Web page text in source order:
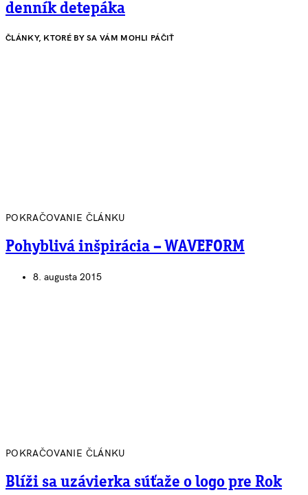
denník detepáka
ČLÁNKY, KTORÉ BY SA VÁM MOHLI PÁČIŤ
POKRAČOVANIE ČLÁNKU
Pohyblivá inšpirácia – WAVEFORM
8. augusta 2015
POKRAČOVANIE ČLÁNKU
Blíži sa uzávierka súťaže o logo pre Rok